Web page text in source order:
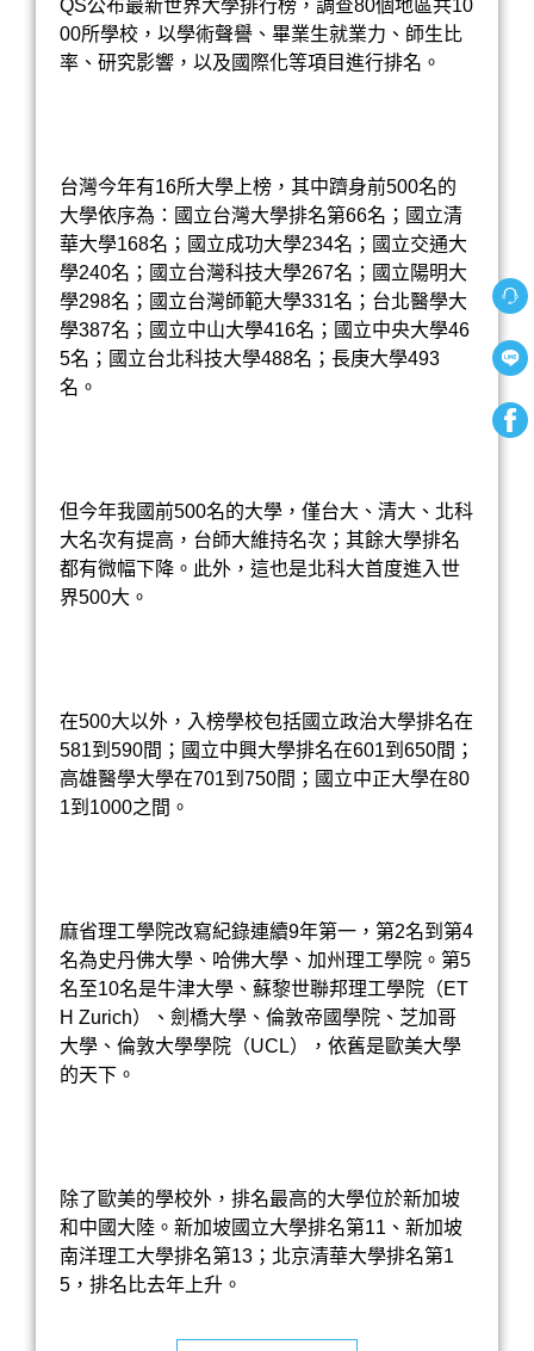
QS公布最新世界大學排行榜，調查80個地區共10
00所學校，以學術聲譽、畢業生就業力、師生比
率、研究影響，以及國際化等項目進行排名。
台灣今年有16所大學上榜，其中躋身前500名的
大學依序為：國立台灣大學排名第66名；國立清
華大學168名；國立成功大學234名；國立交通大
學240名；國立台灣科技大學267名；國立陽明大
學298名；國立台灣師範大學331名；台北醫學大
學387名；國立中山大學416名；國立中央大學46
5名；國立台北科技大學488名；長庚大學493
名。
但今年我國前500名的大學，僅台大、清大、 北科
大名次有提高， 台師大維持名次；其餘大學排名
都有微幅下降。此外，這也是北科大首度進入世
界500大。
在500大以外，入榜學校包括國立政治大學排名在
581到590間；國立中興大學排名在601到650間；
高雄醫學大學在701到750間；國立中正大學在80
1到1000之間。
麻省理工學院改寫紀錄連續9年第一，第2名到第4
名為史丹佛大學、 哈佛大學 、加州理工學院。第5
名至10名是牛津大學、蘇黎世聯邦理工學院（ET
H Zurich）、劍橋大學、倫敦帝國學院、芝加哥
大學、倫敦大學學院（UCL），依舊是歐美大學
的天下。
除了歐美的學校外，排名最高的大學位於新加坡
和中國大陸。新加坡國立大學排名第11、新加坡
南洋理工大學排名第13；北京清華大學排名第1
5，排名比去年上升。